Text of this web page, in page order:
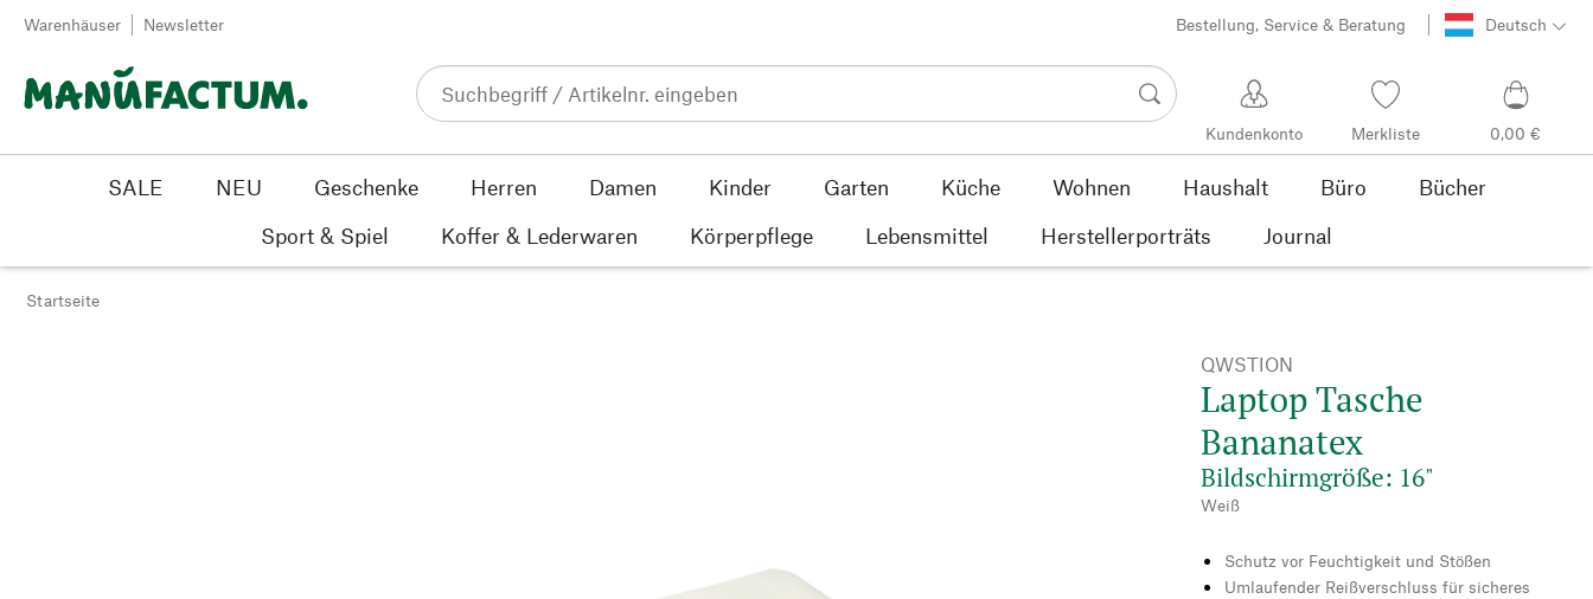
Zum Inhalt springen
Warenhäuser Newsletter Bestellung, Service & Beratung Deutsch
Kundenkonto Merkliste 0,00 €
SALE NEU Geschenke Herren Damen Kinder Garten Küche Wohnen Haushalt Büro
Bücher
Sport & Spiel
Koffer & Lederwaren Körperpflege Lebensmittel Herstellerporträts Journal
Startseite
QWSTION
Laptop Tasche
Bananatex
Bildschirmgröße: 16"
Weiß
Schutz vor Feuchtigkeit und Stößen
Umlaufender Reißverschluss für sicheres